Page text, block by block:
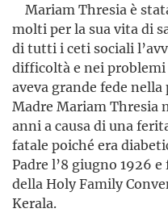
Mariam Thresia è
molti per la sua vita di
di tutti i ceti sociali
difficoltà e nei
aveva grande fede
Madre Mariam Thresia
anni a causa di una
fatale poiché era
Padre l’8 giugno 1926
della Holy Family
Kerala.